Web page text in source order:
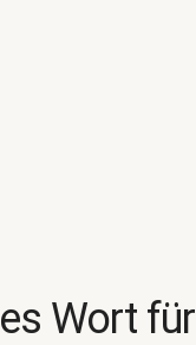
Wort für